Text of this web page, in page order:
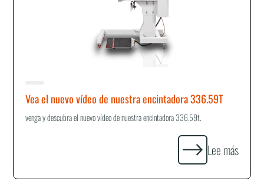
Vea el nuevo vídeo de nuestra encintadora 336.59T
venga y descubra el nuevo vídeo de nuestra encintadora 336.59t.
Lee más